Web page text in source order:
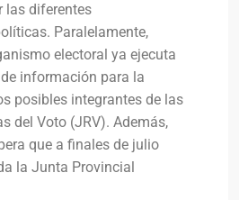
las diferentes
Paralelamente,
electoral ya ejecuta
información para la
posibles integrantes de las
del Voto (JRV). Además,
que a finales de julio
la Junta Provincial